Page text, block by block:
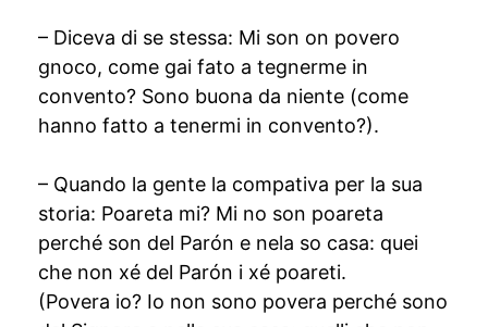
– Diceva di se stessa: Mi son on povero
gnoco, come gai fato a tegnerme in
convento? Sono buona da niente (come
hanno fatto a tenermi in convento?).
– Quando la gente la compativa per la sua
storia: Poareta mi? Mi no son poareta
perché son del Parón e nela so casa: quei
che non xé del Parón i xé poareti.
(Povera io? Io non sono povera perché sono